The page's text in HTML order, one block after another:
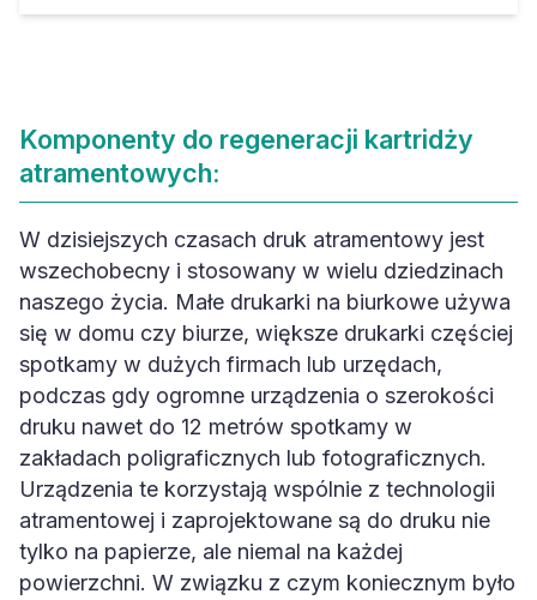
Komponenty do regeneracji kartridży
atramentowych:
W dzisiejszych czasach druk atramentowy jest
wszechobecny i stosowany w wielu dziedzinach
naszego życia. Małe drukarki na biurkowe używa
się w domu czy biurze, większe drukarki częściej
spotkamy w dużych firmach lub urzędach,
podczas gdy ogromne urządzenia o szerokości
druku nawet do 12 metrów spotkamy w
zakładach poligraficznych lub fotograficznych.
Urządzenia te korzystają wspólnie z technologii
atramentowej i zaprojektowane są do druku nie
tylko na papierze, ale niemal na każdej
powierzchni. W związku z czym koniecznym było